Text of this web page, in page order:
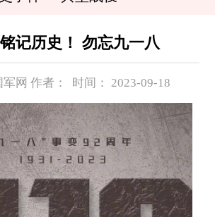
记历史！ 勿忘九一八
军网 作者： 时间： 2023-09-18